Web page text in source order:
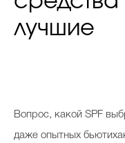
лучшие
Вопрос, какой SPF
даже опытных